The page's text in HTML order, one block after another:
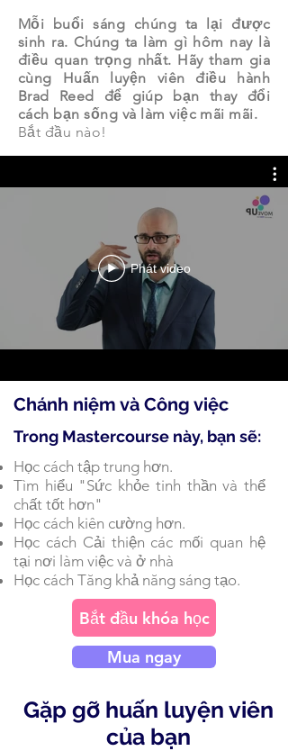
Phát video
Mỗi buổi sáng chúng ta lại được
sinh ra. Chúng ta làm gì hôm nay là
điều quan trọng nhất. Hãy tham gia
cùng Huấn luyện viên điều hành
Brad Reed để giúp bạn thay đổi
cách bạn sống và làm việc mãi mãi.
Bắt đầu nào!
Chánh niệm và Công việc
Trong Mastercourse này, bạn sẽ:
Học cách tập trung hơn.
Tìm hiểu "Sức khỏe tinh thần và thể
chất tốt hơn"
Học cách kiên cường hơn.
Học cách Cải thiện các mối quan hệ
tại nơi làm việc và ở nhà
Học cách Tăng khả năng sáng tạo.
Gặp gỡ huấn luyện viên
của bạn
Mua ngay
Bắt đầu khóa học